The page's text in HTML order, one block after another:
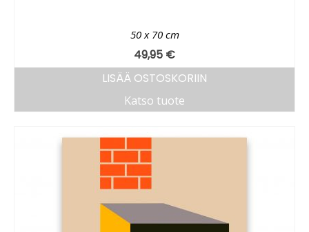
50 x 70 cm
49,95 €
LISÄÄ OSTOSKORIIN
Katso tuote